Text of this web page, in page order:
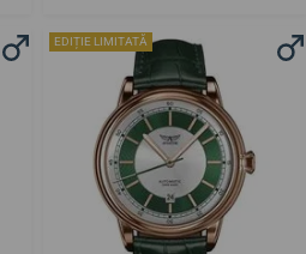
EDIȚIE LIMITATĂ